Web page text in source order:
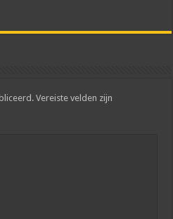
Vereiste velden zijn